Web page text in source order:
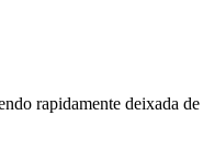
rapidamente deixada